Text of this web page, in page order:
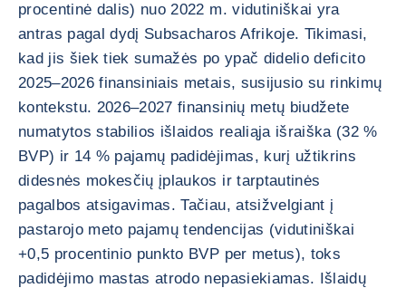
procentinė dalis) nuo 2022 m. vidutiniškai yra
antras pagal dydį Subsacharos Afrikoje. Tikimasi,
kad jis šiek tiek sumažės po ypač didelio deficito
2025–2026 finansiniais metais, susijusio su rinkimų
kontekstu. 2026–2027 finansinių metų biudžete
numatytos stabilios išlaidos realiąja išraiška (32 %
BVP) ir 14 % pajamų padidėjimas, kurį užtikrins
didesnės mokesčių įplaukos ir tarptautinės
pagalbos atsigavimas. Tačiau, atsižvelgiant į
pastarojo meto pajamų tendencijas (vidutiniškai
+0,5 procentinio punkto BVP per metus), toks
padidėjimo mastas atrodo nepasiekiamas. Išlaidų